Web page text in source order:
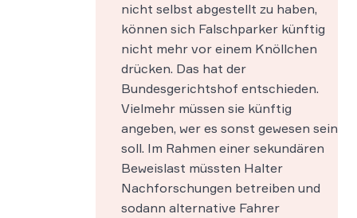
nicht selbst abgestellt zu haben,
können sich Falschparker künftig
nicht mehr vor einem Knöllchen
drücken. Das hat der
Bundesgerichtshof entschieden.
Vielmehr müssen sie künftig
angeben, wer es sonst gewesen sein
soll. Im Rahmen einer sekundären
Beweislast müssten Halter
Nachforschungen betreiben und
sodann alternative Fahrer